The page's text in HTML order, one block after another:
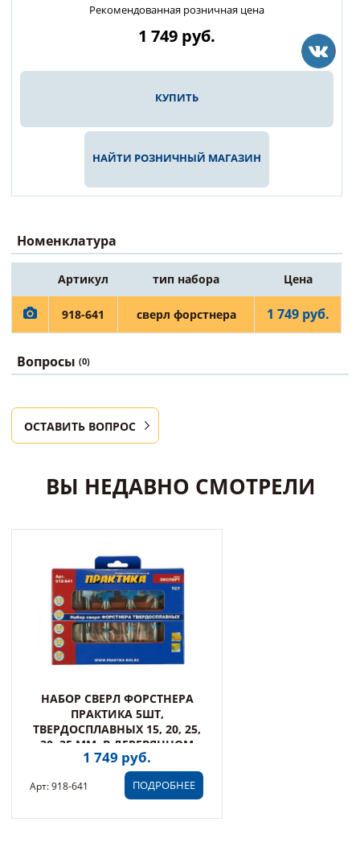
Рекомендованная розничная цена
1 749 руб.
КУПИТЬ
НАЙТИ РОЗНИЧНЫЙ МАГАЗИН
Номенклатура
Артикул тип набора Цена
918-641 сверл форстнера 1 749 руб.
Вопросы (0)
ОСТАВИТЬ ВОПРОС
ВЫ НЕДАВНО СМОТРЕЛИ
НАБОР СВЕРЛ ФОРСТНЕРА
ПРАКТИКА 5ШТ,
ТВЕРДОСПЛАВНЫХ 15, 20, 25,
30, 35 ММ, В ДЕРЕВЯННОМ
КЕЙ (918-641)
1 749 руб.
ПОДРОБНЕЕ
Арт: 918-641